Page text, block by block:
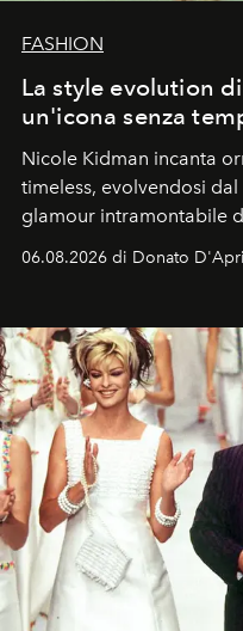
FASHION
La style evolution
un'icona senza
Nicole Kidman incanta
timeless, evolvendosi
glamour intramontabile
06.08.2026 di Donato